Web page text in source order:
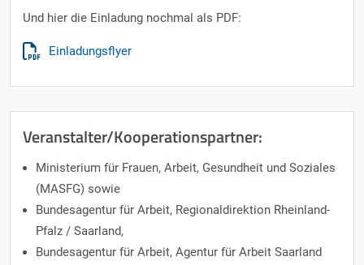
Und hier die Einladung nochmal als PDF:
Einladungsflyer
Veranstalter/Kooperationspartner:
Ministerium für Frauen, Arbeit, Gesundheit und Soziales
(MASFG) sowie
Bundesagentur für Arbeit, Regionaldirektion Rheinland-
Pfalz / Saarland,
Bundesagentur für Arbeit, Agentur für Arbeit Saarland